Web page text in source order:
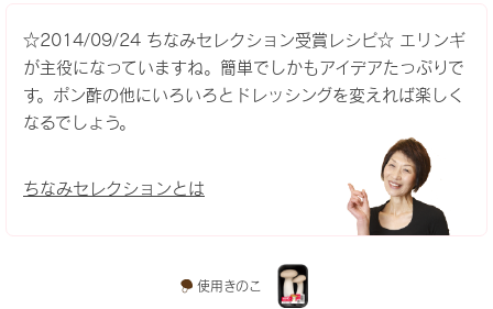
☆2014/09/24 ちなみセレクション受賞レシピ☆ エリンギ
が主役になっていますね。簡単でしかもアイデアたっぷりで
す。ポン酢の他にいろいろとドレッシングを変えれば楽しく
なるでしょう。
ちなみセレクションとは
使用きのこ